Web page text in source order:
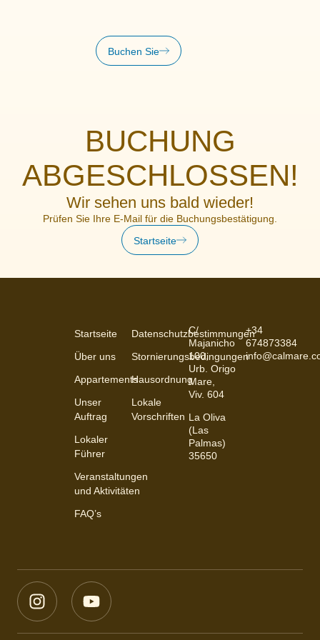
Buchen Sie
BUCHUNG
ABGESCHLOSSEN!
Wir sehen uns bald wieder!
Prüfen Sie Ihre E-Mail für die Buchungsbestätigung.
Startseite
Startseite
Über uns
Appartements
Unser
Auftrag
Lokaler
Führer
Veranstaltungen
und Aktivitäten
FAQ’s
Datenschutzbestimmungen
Stornierungsbedingungen
Hausordnung
Lokale
Vorschriften
C/
Majanicho
100,
Urb. Origo
Mare,
Viv. 604
La Oliva
(Las
Palmas)
35650
+34
674873384